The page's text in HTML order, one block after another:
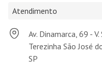
Atendimento
Av. Dinamarca, 69 - V.
Terezinha São José
SP